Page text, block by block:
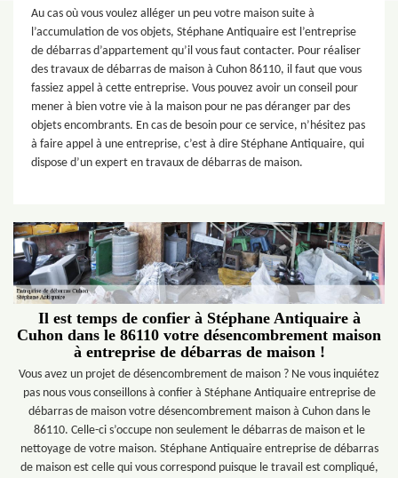
Au cas où vous voulez alléger un peu votre maison suite à
l’accumulation de vos objets, Stéphane Antiquaire est l’entreprise
de débarras d’appartement qu’il vous faut contacter. Pour réaliser
des travaux de débarras de maison à Cuhon 86110, il faut que vous
fassiez appel à cette entreprise. Vous pouvez avoir un conseil pour
mener à bien votre vie à la maison pour ne pas déranger par des
objets encombrants. En cas de besoin pour ce service, n’hésitez pas
à faire appel à une entreprise, c’est à dire Stéphane Antiquaire, qui
dispose d’un expert en travaux de débarras de maison.
Il est temps de confier à Stéphane Antiquaire à
Cuhon dans le 86110 votre désencombrement maison
à entreprise de débarras de maison !
Vous avez un projet de désencombrement de maison ? Ne vous inquiétez
pas nous vous conseillons à confier à Stéphane Antiquaire entreprise de
débarras de maison votre désencombrement maison à Cuhon dans le
86110. Celle-ci s’occupe non seulement le débarras de maison et le
nettoyage de votre maison. Stéphane Antiquaire entreprise de débarras
de maison est celle qui vous correspond puisque le travail est compliqué,